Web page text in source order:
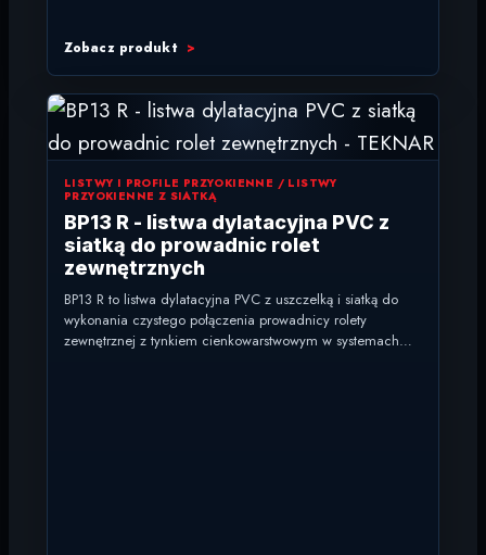
Zobacz produkt
LISTWY I PROFILE PRZYOKIENNE / LISTWY
PRZYOKIENNE Z SIATKĄ
BP13 R - listwa dylatacyjna PVC z
siatką do prowadnic rolet
zewnętrznych
BP13 R to listwa dylatacyjna PVC z uszczelką i siatką do
wykonania czystego połączenia prowadnicy rolety
zewnętrznej z tynkiem cienkowarstwowym w systemach